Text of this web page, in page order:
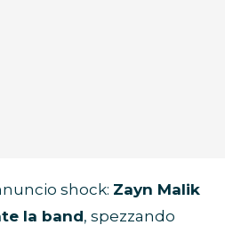
shock: Zayn Malik
la band, spezzando